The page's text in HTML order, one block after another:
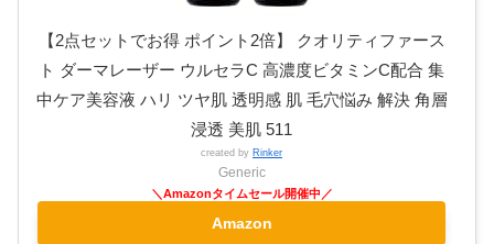
【2点セットでお得 ポイント2倍】 クオリティファース
ト ダーマレーザー ウルセラC 高濃度ビタミンC配合 集
中ケア美容液 ハリ ツヤ肌 透明感 肌 毛穴悩み 解決 角層
浸透 美肌 511
created by Rinker
Generic
Amazon